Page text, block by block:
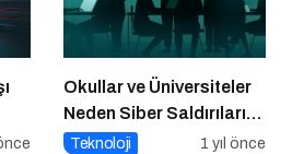
Okullar ve Üniversiteler
Neden Siber Saldırıların
Hedefinde?
Teknoloji 1 yıl önce